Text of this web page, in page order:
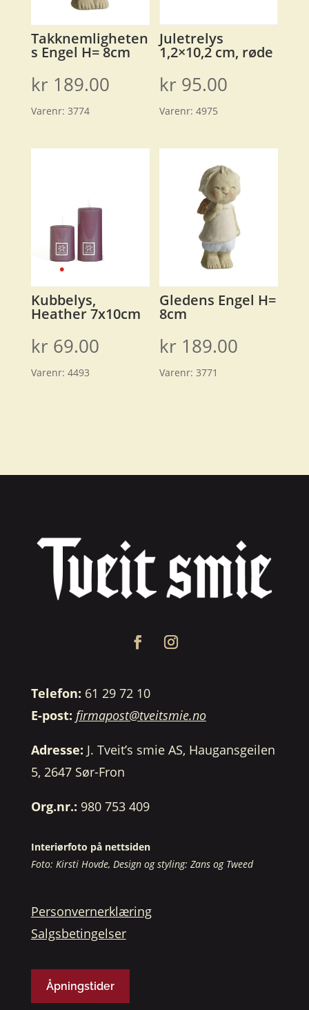
Takknemligheten
s Engel H= 8cm
kr 189.00
Varenr: 3774
Juletrelys
1,2×10,2 cm, røde
kr 95.00
Varenr:4975
Kubbelys,
Heather 7x10cm
kr 69.00
Varenr: 4493
Gledens Engel H=
8cm
kr 189.00
Varenr:3771
Telefon: 61 29 72 10
E-post: firmapost@tveitsmie.no
Adresse: J. Tveit’s smie AS, Haugansgeilen
5, 2647 Sør-Fron
Org.nr.: 980 753 409
Interiørfoto på nettsiden
Foto: Kirsti Hovde, Design og styling: Zans og Tweed
Personvernerklæring
Salgsbetingelser
Åpningstider